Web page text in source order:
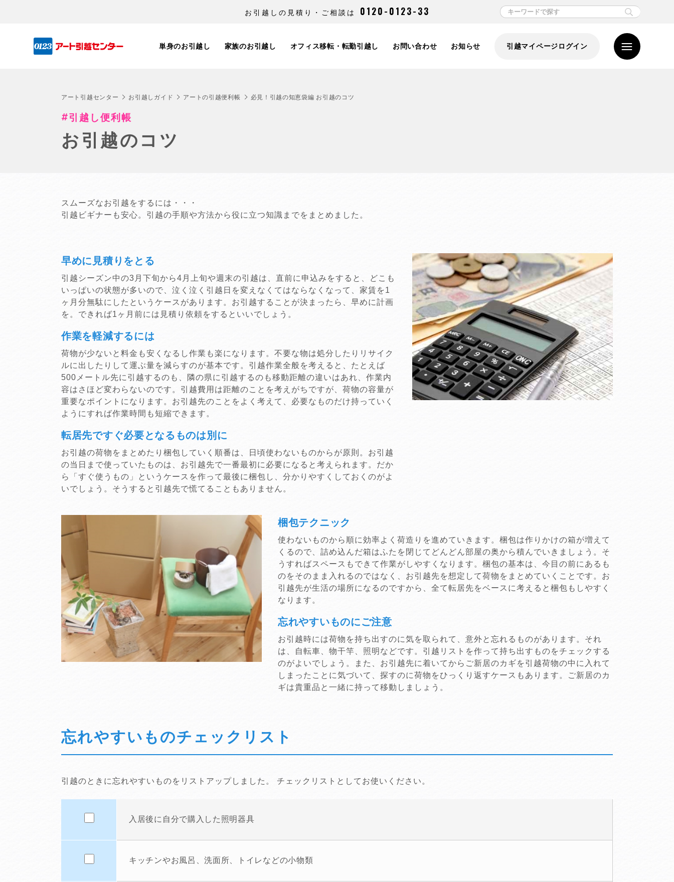
お引越しの見積り・ご相談は 0120-0123-33
単身のお引越し 家族のお引越し オフィス移転・転勤引越し お問い合わせ お知らせ 引越マイページログイン
アート引越センター お引越しガイド アートの引越便利帳 必見！引越の知恵袋編 お引越のコツ
引越し便利帳
お引越のコツ
スムーズなお引越をするには・・・
引越ビギナーも安心。引越の手順や方法から役に立つ知識までをまとめました。
早めに見積りをとる
引越シーズン中の3月下旬から4月上旬や週末の引越は、直前に申込みをすると、どこも
いっぱいの状態が多いので、泣く泣く引越日を変えなくてはならなくなって、家賃を1
ヶ月分無駄にしたというケースがあります。お引越することが決まったら、早めに計画
を。できれば1ヶ月前には見積り依頼をするといいでしょう。
作業を軽減するには
荷物が少ないと料金も安くなるし作業も楽になります。不要な物は処分したりリサイク
ルに出したりして運ぶ量を減らすのが基本です。引越作業全般を考えると、たとえば
500メートル先に引越するのも、隣の県に引越するのも移動距離の違いはあれ、作業内
容はさほど変わらないのです。引越費用は距離のことを考えがちですが、荷物の容量が
重要なポイントになります。お引越先のことをよく考えて、必要なものだけ持っていく
ようにすれば作業時間も短縮できます。
転居先ですぐ必要となるものは別に
お引越の荷物をまとめたり梱包していく順番は、日頃使わないものからが原則。お引越
の当日まで使っていたものは、お引越先で一番最初に必要になると考えられます。だか
ら「すぐ使うもの」というケースを作って最後に梱包し、分かりやすくしておくのがよ
いでしょう。そうすると引越先で慌てることもありません。
梱包テクニック
使わないものから順に効率よく荷造りを進めていきます。梱包は作りかけの箱が増えて
くるので、詰め込んだ箱はふたを閉じてどんどん部屋の奥から積んでいきましょう。そ
うすればスペースもできて作業がしやすくなります。梱包の基本は、今目の前にあるも
のをそのまま入れるのではなく、お引越先を想定して荷物をまとめていくことです。お
引越先が生活の場所になるのですから、全て転居先をベースに考えると梱包もしやすく
なります。
忘れやすいものにご注意
お引越時には荷物を持ち出すのに気を取られて、意外と忘れるものがあります。それ
は、自転車、物干竿、照明などです。引越リストを作って持ち出すものをチェックする
のがよいでしょう。また、お引越先に着いてからご新居のカギを引越荷物の中に入れて
しまったことに気づいて、探すのに荷物をひっくり返すケースもあります。ご新居のカ
ギは貴重品と一緒に持って移動しましょう。
忘れやすいものチェックリスト
引越のときに忘れやすいものをリストアップしました。 チェックリストとしてお使いください。
入居後に自分で購入した照明器具
キッチンやお風呂、洗面所、トイレなどの小物類